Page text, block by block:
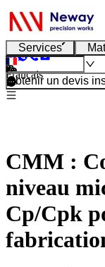
Services
Français
Obtenir un devis
CMM :
niveau
Cp/Cpk